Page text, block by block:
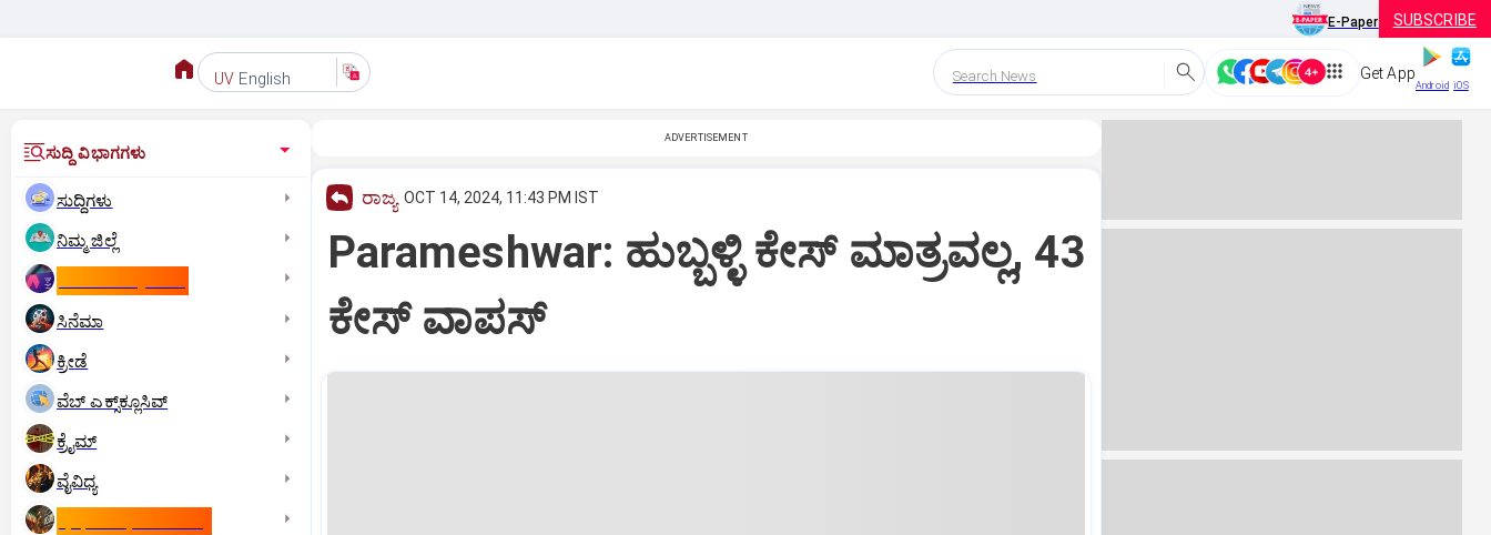
E-Paper SUBSCRIBE
UV English Search News Get App
Android iOS
ಸುದ್ದಿ ವಿಭಾಗಗಳು
ಸುದ್ದಿಗಳು
ನಿಮ್ಮ ಜಿಲ್ಲೆ
ಸಿನೆಮಾ
ಕ್ರೀಡೆ
ವೆಬ್ ಎಕ್ಸ್‌ಕ್ಲೂಸಿವ್
ಕ್ರೈಮ್
ವೈವಿಧ್ಯ
ADVERTISEMENT
ರಾಜ್ಯ OCT 14, 2024, 11:43 PM IST
Parameshwar: ಹುಬ್ಬಳ್ಳಿ ಕೇಸ್‌ ಮಾತ್ರವಲ್ಲ, 43
ಕೇಸ್‌ ವಾಪಸ್‌